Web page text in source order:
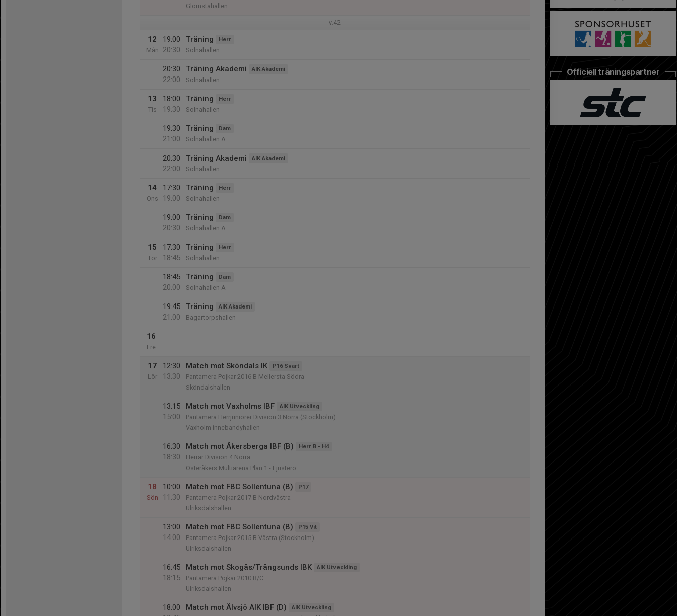
Glömstahallen
v.42
12
Mån
19:00
20:30
Träning Herr
Solnahallen
20:30
22:00
Träning Akademi AIK Akademi
Solnahallen
13
Tis
18:00
19:30
Träning Herr
Solnahallen
19:30
21:00
Träning Dam
Solnahallen A
20:30
22:00
Träning Akademi AIK Akademi
Solnahallen
14
Ons
17:30
19:00
Träning Herr
Solnahallen
19:00
20:30
Träning Dam
Solnahallen A
15
Tor
17:30
18:45
Träning Herr
Solnahallen
18:45
20:00
Träning Dam
Solnahallen A
19:45
21:00
Träning AIK Akademi
Bagartorpshallen
16
Fre
17
Lör
12:30
13:30
Match mot Sköndals IK P16 Svart
Pantamera Pojkar 2016 B Mellersta Södra
Sköndalshallen
13:15
15:00
Match mot Vaxholms IBF AIK Utveckling
Pantamera Herrjuniorer Division 3 Norra (Stockholm)
Vaxholm innebandyhallen
16:30
18:30
Match mot Åkersberga IBF (B) Herr B - H4
Herrar Division 4 Norra
Österåkers Multiarena Plan 1 - Ljusterö
18
Sön
10:00
11:30
Match mot FBC Sollentuna (B) P17
Pantamera Pojkar 2017 B Nordvästra
Ulriksdalshallen
13:00
14:00
Match mot FBC Sollentuna (B) P15 Vit
Pantamera Pojkar 2015 B Västra (Stockholm)
Ulriksdalshallen
16:45
18:15
Match mot Skogås/Trångsunds IBK AIK Utveckling
Pantamera Pojkar 2010 B/C
Ulriksdalshallen
18:00
Match mot Älvsjö AIK IBF (D) AIK Utveckling
Officiell träningspartner